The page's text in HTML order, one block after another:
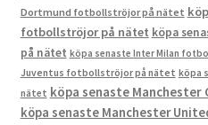
Dortmund fotbollströjor på nätet
fotbollströjor på nätet köpa
på nätet köpa senaste Inter Milan
Juventus fotbollströjor på nätet köpa
nätet köpa senaste
köpa senaste Manchester